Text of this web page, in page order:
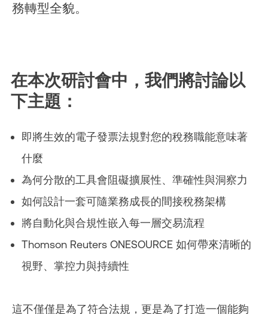
務轉型全貌。
在本次研討會中，我們將討論以
下主題：
即將生效的電子發票法規對您的稅務職能意味著
什麼
為何分散的工具會阻礙擴展性、準確性與洞察力
如何設計一套可隨業務成長的間接稅務架構
將自動化與合規性嵌入每一層交易流程
Thomson Reuters ONESOURCE 如何帶來清晰的
視野、掌控力與持續性
這不僅僅是為了符合法規，更是為了打造一個能夠